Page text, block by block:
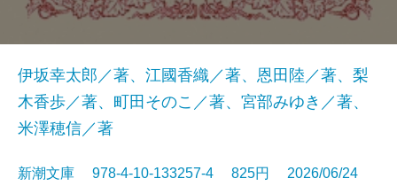
伊坂幸太郎／著、江國香織／著、恩田陸／著、梨
木香歩／著、町田そのこ／著、宮部みゆき／著、
米澤穂信／著
新潮文庫 978-4-10-133257-4 825円 2026/06/24